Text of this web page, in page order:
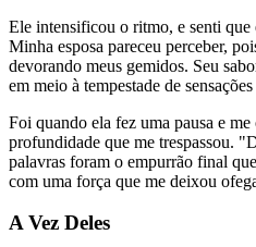
Ele intensificou o ritmo, e senti que
Minha esposa pareceu perceber,
devorando meus gemidos. Seu
em meio à tempestade de
Foi quando ela fez uma pausa e
profundidade que me trespassou.
palavras foram o empurrão final
com uma força que me deixou
A Vez Deles